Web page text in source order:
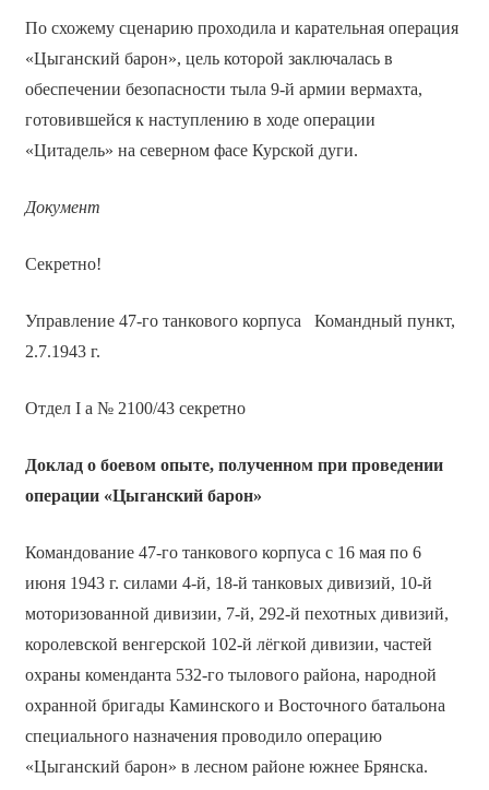
По схожему сценарию проходила и карательная операция
«Цыганский барон», цель которой заключалась в
обеспечении безопасности тыла 9-й армии вермахта,
готовившейся к наступлению в ходе операции
«Цитадель» на северном фасе Курской дуги.
Документ
Секретно!
Управление 47-го танкового корпуса Командный пункт,
2.7.1943 г.
Отдел I а № 2100/43 секретно
Доклад о боевом опыте, полученном при проведении
операции «Цыганский барон»
Командование 47-го танкового корпуса с 16 мая по 6
июня 1943 г. силами 4-й, 18-й танковых дивизий, 10-й
моторизованной дивизии, 7-й, 292-й пехотных дивизий,
королевской венгерской 102-й лёгкой дивизии, частей
охраны коменданта 532-го тылового района, народной
охранной бригады Каминского и Восточного батальона
специального назначения проводило операцию
«Цыганский барон» в лесном районе южнее Брянска.